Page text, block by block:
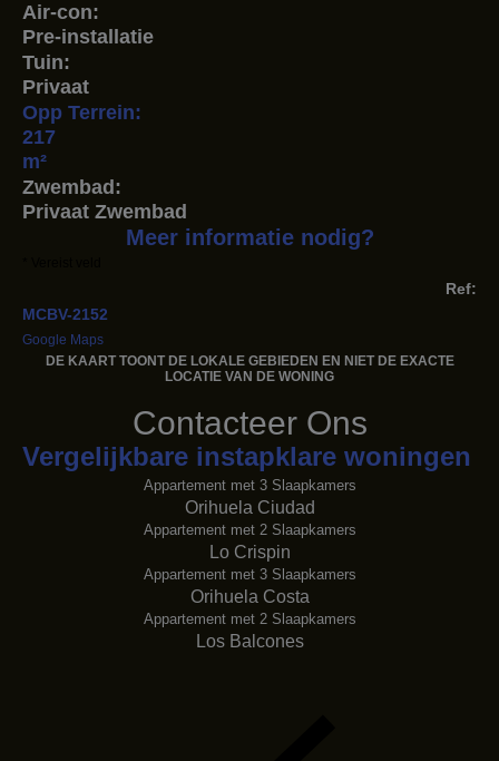
Air-con:
Pre-installatie
Tuin:
Privaat
Opp Terrein:
217
m²
Zwembad:
Privaat Zwembad
Meer informatie nodig?
Ref:
MCBV-2152
Google Maps
DE KAART TOONT ​​DE LOKALE GEBIEDEN EN NIET DE EXACTE
LOCATIE VAN DE WONING
Contacteer Ons
Vergelijkbare instapklare woningen
Appartement met 3 Slaapkamers
Orihuela Ciudad
Appartement met 2 Slaapkamers
Lo Crispin
Appartement met 3 Slaapkamers
Orihuela Costa
Appartement met 2 Slaapkamers
Los Balcones